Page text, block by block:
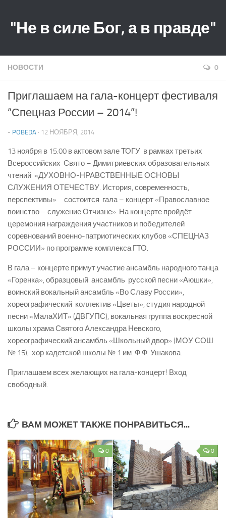
"Не в силе Бог, а в правде"
НОВОСТИ 0
Приглашаем на гала-концерт фестиваля
“Спецназ России – 2014”!
- POBEDA · 12 НОЯБРЯ, 2014
13 ноября в 15.00 в актовом зале ТОГУ в рамках третьих
Всероссийских Свято – Димитриевских образовательных
чтений «ДУХОВНО-НРАВСТВЕННЫЕ ОСНОВЫ
СЛУЖЕНИЯ ОТЕЧЕСТВУ. История, современность,
перспективы» состоится гала – концерт «Православное
воинство – служение Отчизне». На концерте пройдёт
церемония награждения участников и победителей
соревнований военно-патриотических клубов «СПЕЦНАЗ
РОССИИ» по программе комплекса ГТО.
В гала – концерте примут участие ансамбль народного танца
«Горенка», образцовый ансамбль русской песни «Аюшки»,
воинский вокальный ансамбль «Во Славу России»,
хореографический коллектив «Цветы», студия народной
песни «МалаХИТ» (ДВГУПС), вокальная группа воскресной
школы храма Святого Александра Невского,
хореографический ансамбль «Школьный двор» (МОУ СОШ
№ 15), хор кадетской школы № 1 им. Ф.Ф. Ушакова.
Приглашаем всех желающих на гала-концерт! Вход
свободный.
ВАМ МОЖЕТ ТАКЖЕ ПОНРАВИТЬСЯ...
0 0